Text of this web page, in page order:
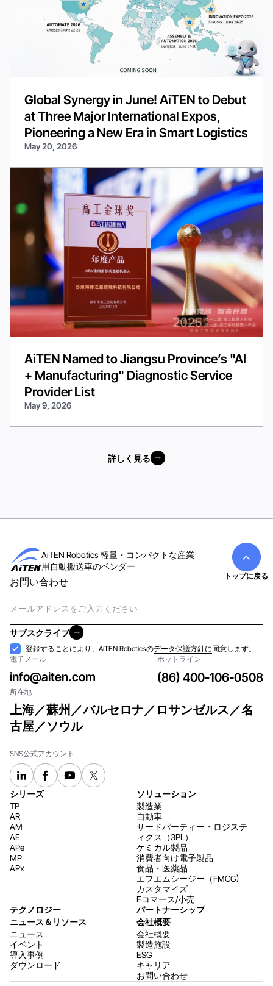
Global Synergy in June! AiTEN to Debut
at Three Major International Expos,
Pioneering a New Era in Smart Logistics
May 20, 2026
AiTEN Named to Jiangsu Province’s "AI
+ Manufacturing" Diagnostic Service
Provider List
May 9, 2026
詳しく見る
AiTEN Robotics 軽量・コンパクトな産業
用自動搬送車のベンダー
お問い合わせ
子
メ
ー
ル
サブスクライブ
サブスクライブ
受
け
入
れ
登録することにより、AiTEN Roboticsのデータ保護方針に同意します。
電子メール
info@aiten.com
ホットライン
(86) 400-106-0508
所在地
上海／蘇州／バルセロナ／ロサンゼルス／名
古屋／ソウル
SNS公式アカウント
シリーズ
TP
AR
AM
AE
APe
MP
APx
ソリューション
製造業
自動車
サードパーティー・ロジステ
ィクス（3PL）
ケミカル製品
消費者向け電子製品
食品・医薬品
エフエムシージー（FMCG)
カスタマイズ
Eコマース/小売
テクノロジー
パートナーシップ
ニュース＆リソース
ニュース
イベント
導入事例
ダウンロード
会社概要
会社概要
製造施設
ESG
キャリア
お問い合わせ
トップに戻る